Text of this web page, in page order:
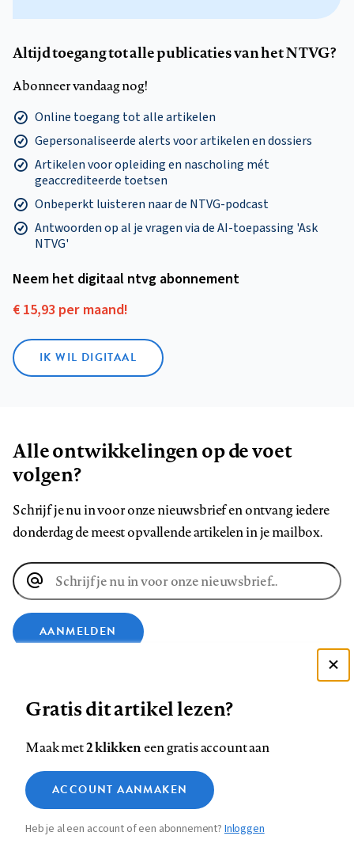
Altijd toegang tot alle publicaties van het NTVG?
Abonneer vandaag nog!
Online toegang tot alle artikelen
Gepersonaliseerde alerts voor artikelen en dossiers
Artikelen voor opleiding en nascholing mét
geaccrediteerde toetsen
Onbeperkt luisteren naar de NTVG-podcast
Antwoorden op al je vragen via de AI-toepassing 'Ask
NTVG'
Neem het digitaal ntvg abonnement
€ 15,93 per maand!
IK WIL DIGITAAL
Alle ontwikkelingen op de voet
volgen?
Schrijf je nu in voor onze nieuwsbrief en ontvang iedere
donderdag de meest opvallende artikelen in je mailbox.
E-
mailadres
AANMELDEN
op
Facebook
op
LinkedIn
op
Bluesky
ons
op
InstagramYouTube
Footer
navigation
Contact Colofon Disclaimer Privacy
Medische vragen verdienen
betrouwbare antwoorden
Zie onze cookie policy
Analytische cookies
Marketing cookies
Gratis dit artikel lezen?
Maak met2 klikkeneen gratis account aan
ACCOUNT AANMAKEN
Heb je al een account of een abonnement?Inloggen